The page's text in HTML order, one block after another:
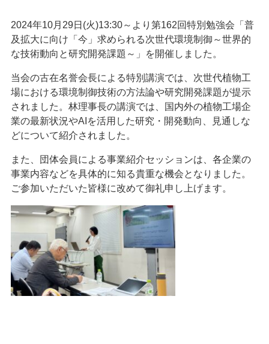
2024年10月29日(火)13:30～より第162回特別勉強会「普
及拡大に向け「今」求められる次世代環境制御～世界的
な技術動向と研究開発課題～」を開催しました。
当会の古在名誉会長による特別講演では、次世代植物工
場における環境制御技術の方法論や研究開発課題が提示
されました。林理事長の講演では、国内外の植物工場企
業の最新状況やAIを活用した研究・開発動向、見通しな
どについて紹介されました。
また、団体会員による事業紹介セッションは、各企業の
事業内容などを具体的に知る貴重な機会となりました。
ご参加いただいた皆様に改めて御礼申し上げます。